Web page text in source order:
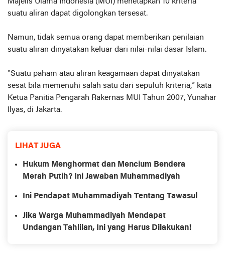
suatu aliran dapat digolongkan tersesat.
Namun, tidak semua orang dapat memberikan penilaian
suatu aliran dinyatakan keluar dari nilai-nilai dasar Islam.
”Suatu paham atau aliran keagamaan dapat dinyatakan
sesat bila memenuhi salah satu dari sepuluh kriteria,” kata
Ketua Panitia Pengarah Rakernas MUI Tahun 2007, Yunahar
Ilyas, di Jakarta.
LIHAT JUGA
Hukum Menghormat dan Mencium Bendera
Merah Putih? Ini Jawaban Muhammadiyah
Ini Pendapat Muhammadiyah Tentang Tawasul
Jika Warga Muhammadiyah Mendapat
Undangan Tahlilan, Ini yang Harus Dilakukan!